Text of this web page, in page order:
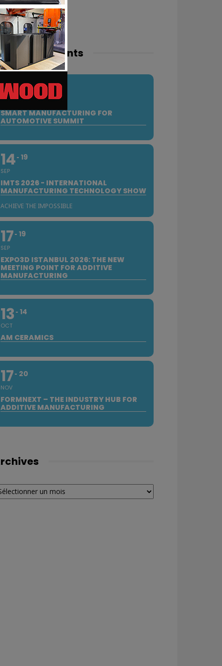
events
10
SEP
SMART MANUFACTURING FOR
AUTOMOTIVE SUMMIT
14
SEP
19
IMTS 2026 - INTERNATIONAL
MANUFACTURING TECHNOLOGY SHOW
ACHIEVE THE IMPOSSIBLE
17
SEP
19
EXPO3D ISTANBUL 2026: THE NEW
MEETING POINT FOR ADDITIVE
MANUFACTURING
13
OCT
14
AM CERAMICS
17
NOV
20
FORMNEXT – THE INDUSTRY HUB FOR
ADDITIVE MANUFACTURING